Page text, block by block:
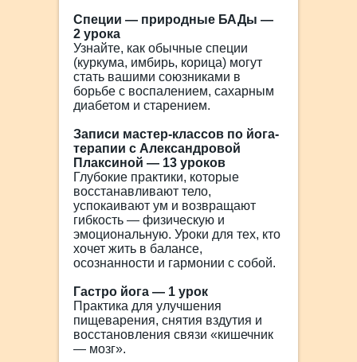
Специи — природные БАДы —
2 урока
Узнайте, как обычные специи
(куркума, имбирь, корица) могут
стать вашими союзниками в
борьбе с воспалением, сахарным
диабетом и старением.
Записи мастер-классов по йога-
терапии с Александровой
Плаксиной — 13 уроков
Глубокие практики, которые
восстанавливают тело,
успокаивают ум и возвращают
гибкость — физическую и
эмоциональную. Уроки для тех, кто
хочет жить в балансе,
осознанности и гармонии с собой.
Гастро йога — 1 урок
Практика для улучшения
пищеварения, снятия вздутия и
восстановления связи «кишечник
— мозг».